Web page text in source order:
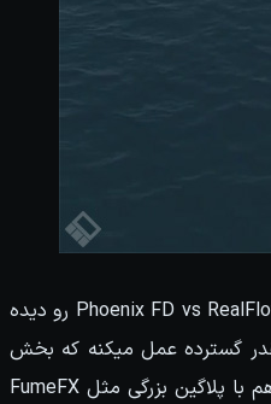
شاید بارها و بارها در سایتهای مختلف عناوینی مثل Phoenix FD vs FumeFX و یا Phoenix FD vs RealFlow رو دیده
گسترده عمل میکنه که بخش
Liquid Simulation اون با نرم افزار بزرگی مثل RealFlow و بخش Fuel Simulation هم با پلاگین بزرگی مثل FumeFX